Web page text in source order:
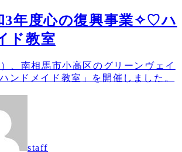
年度心の復興事業✧♡ハ
ド教室
、南相馬市小高区のグリーンヴェイ
ンドメイド教室」を開催しました。
staff